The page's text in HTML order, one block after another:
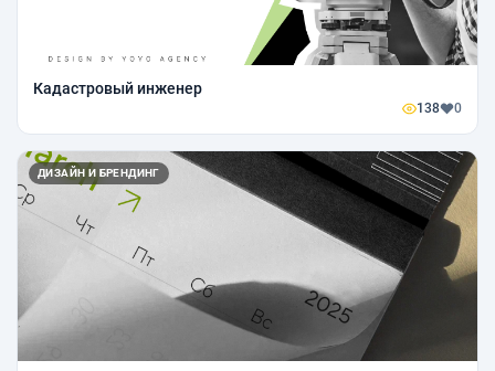
Кадастровый инженер
138 0
ДИЗАЙН И БРЕНДИНГ